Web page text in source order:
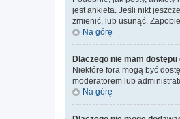
jest ankieta. Jeśli nikt
zmienić, lub usunąć.
Na górę
Dlaczego nie mam dostępu
Niektóre fora mogą być
moderatorem lub
Na górę